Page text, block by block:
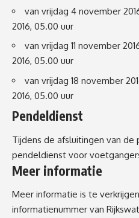
van vrijdag 4 november
2016, 05.00 uur
van vrijdag 11 november
2016, 05.00 uur
van vrijdag 18 november
2016, 05.00 uur
Pendeldienst
Tijdens de afsluitingen van de
pendeldienst voor
Meer informatie
Meer informatie is te
informatienummer van